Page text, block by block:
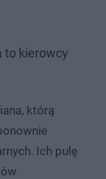
to kierowcy
którą
Ich pulę